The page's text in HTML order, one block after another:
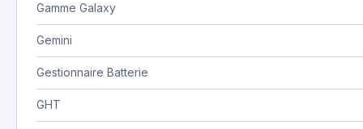
Gamme Galaxy
Gemini
Gestionnaire Batterie
GHT